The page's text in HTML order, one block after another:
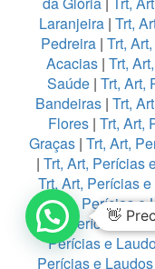
Laranjeira | Trt,
Pedreira| Trt,
Acacias| Trt,
Saúde| Trt, Art,
Bandeiras| Trt,
Flores| Trt, Art,
Graças| Trt, Art,
| Trt, Art, Perícias
Trt, Art, Perícias
Trt, Art, Perícias e
Art, Perícias e
Perícias e
Perícias e